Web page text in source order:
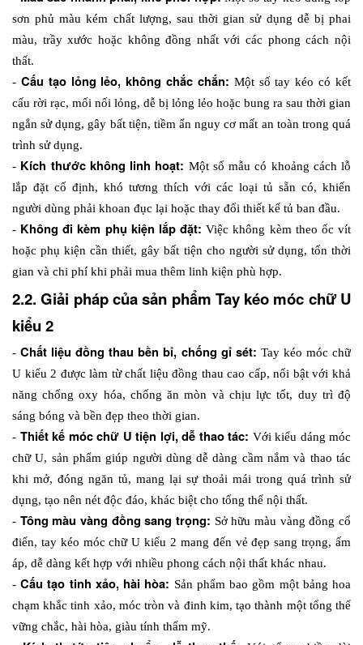
sơn phủ màu kém chất lượng, sau thời gian sử dụng dễ bị phai
màu, trầy xước hoặc không đồng nhất với các phong cách nội
thất.
- Cấu tạo lỏng lẻo, không chắc chắn: Một số tay kéo có kết
cấu rời rạc, mối nối lỏng, dễ bị lỏng lẻo hoặc bung ra sau thời gian
ngắn sử dụng, gây bất tiện, tiềm ẩn nguy cơ mất an toàn trong quá
trình sử dụng.
- Kích thước không linh hoạt: Một số mẫu có khoảng cách lỗ
lắp đặt cố định, khó tương thích với các loại tủ sẵn có, khiến
người dùng phải khoan đục lại hoặc thay đổi thiết kế tủ ban đầu.
- Không đi kèm phụ kiện lắp đặt: Việc không kèm theo ốc vít
hoặc phụ kiện cần thiết, gây bất tiện cho người sử dụng, tốn thời
gian và chi phí khi phải mua thêm linh kiện phù hợp.
2.2. Giải pháp của sản phẩm Tay kéo móc chữ U
kiểu 2
- Chất liệu đồng thau bền bỉ, chống gỉ sét: Tay kéo móc chữ
U kiểu 2 được làm từ chất liệu đồng thau cao cấp, nổi bật với khả
năng chống oxy hóa, chống ăn mòn và chịu lực tốt, duy trì độ
sáng bóng và bền đẹp theo thời gian.
- Thiết kế móc chữ U tiện lợi, dễ thao tác: Với kiểu dáng móc
chữ U, sản phẩm giúp người dùng dễ dàng cầm nắm và thao tác
khi mở, đóng ngăn tủ, mang lại sự thoải mái trong quá trình sử
dụng, tạo nên nét độc đáo, khác biệt cho tổng thể nội thất.
- Tông màu vàng đồng sang trọng: Sở hữu màu vàng đồng cổ
điển, tay kéo móc chữ U kiểu 2 mang đến vẻ đẹp sang trọng, ấm
áp, dễ dàng kết hợp với nhiều phong cách nội thất khác nhau.
- Cấu tạo tinh xảo, hài hòa: Sản phẩm bao gồm một bảng hoa
chạm khắc tinh xảo, móc tròn và đinh kim, tạo thành một tổng thể
vững chắc, hài hòa, giàu tính thẩm mỹ.